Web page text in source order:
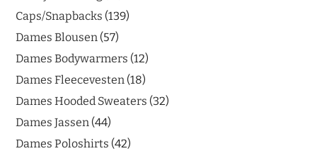
Caps/Snapbacks 139
Dames Blousen 57
Dames Bodywarmers 12
Dames Fleecevesten 18
Dames Hooded Sweaters 32
Dames Jassen 44
Dames Poloshirts 42